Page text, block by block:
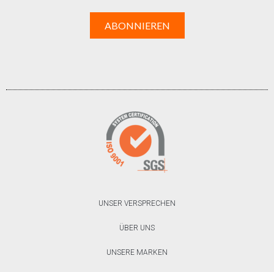
UNSER VERSPRECHEN
ÜBER UNS
UNSERE MARKEN